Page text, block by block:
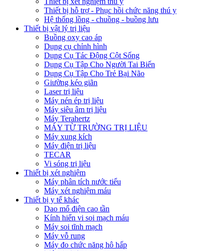
Thiết bị hỗ trợ - Phục hồi chức năng thú y
Hệ thống lồng - chuồng - buồng lưu
Thiết bị vật lý trị liệu
Buồng oxy cao áp
Dụng cụ chỉnh hình
Dụng Cụ Tác Động Cột Sống
Dụng Cụ Tập Cho Người Tai Biến
Dụng Cụ Tập Cho Trẻ Bại Não
Giường kéo giãn
Laser trị liệu
Máy nén ép trị liệu
Máy siêu âm trị liệu
Máy Terahertz
MÁY TỪ TRƯỜNG TRỊ LIỆU
Máy xung kích
Máy điện trị liệu
TECAR
Vi sóng trị liệu
Thiết bị xét nghiệm
Máy phân tích nước tiểu
Máy xét nghiệm máu
Thiết bị y tế khác
Dao mổ điện cao tần
Kính hiển vi soi mạch máu
Máy soi tĩnh mạch
Máy vỗ rung
Máy đo chức năng hô hấp